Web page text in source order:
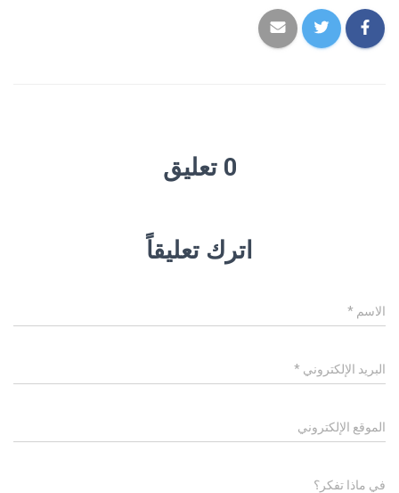
0 تعليق
اترك تعليقاً
الاسم *
البريد الإلكتروني *
الموقع الإلكتروني
في ماذا تفكر؟